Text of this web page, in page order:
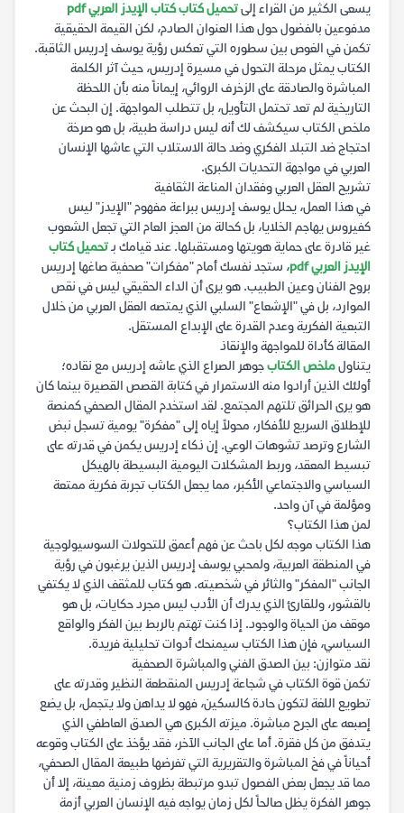
يسعى الكثير من القراء إلىتحميل كتاب كتاب الإيدز العربي pdf
مدفوعين بالفضول حول هذا العنوان الصادم، لكن القيمة الحقيقية
تكمن في الغوص بين سطوره التي تعكس رؤية يوسف إدريس الثاقبة.
الكتاب يمثل مرحلة التحول في مسيرة إدريس، حيث آثر الكلمة
المباشرة والصادقة على الزخرف الروائي، إيماناً منه بأن اللحظة
التاريخية لم تعد تحتمل التأويل، بل تتطلب المواجهة. إن البحث عن
ملخص الكتاب سيكشف لك أنه ليس دراسة طبية، بل هو صرخة
احتجاج ضد التبلد الفكري وضد حالة الاستلاب التي عاشها الإنسان
العربي في مواجهة التحديات الكبرى.
تشريح العقل العربي وفقدان المناعة الثقافية
في هذا العمل، يحلل يوسف إدريس ببراعة مفهوم "الإيدز" ليس
كفيروس يهاجم الخلايا، بل كحالة من العجز العام التي تجعل الشعوب
غير قادرة على حماية هويتها ومستقبلها. عند قيامك بـتحميل كتاب
الإيدز العربي pdf
، ستجد نفسك أمام "مفكرات" صحفية صاغها إدريس
بروح الفنان وعين الطبيب. هو يرى أن الداء الحقيقي ليس في نقص
الموارد، بل في "الإشعاع" السلبي الذي يمتصه العقل العربي من خلال
التبعية الفكرية وعدم القدرة على الإبداع المستقل.
المقالة كأداة للمواجهة والإنقاذ
يتناولملخص الكتابجوهر الصراع الذي عاشه إدريس مع نقاده؛
أولئك الذين أرادوا منه الاستمرار في كتابة القصص القصيرة بينما كان
هو يرى الحرائق تلتهم المجتمع. لقد استخدم المقال الصحفي كمنصة
للإطلاق السريع للأفكار، محولاً إياه إلى "مفكرة" يومية تسجل نبض
الشارع وترصد تشوهات الوعي. إن ذكاء إدريس يكمن في قدرته على
تبسيط المعقد، وربط المشكلات اليومية البسيطة بالهيكل
السياسي والاجتماعي الأكبر، مما يجعل الكتاب تجربة فكرية ممتعة
ومؤلمة في آن واحد.
لمن هذا الكتاب؟
هذا الكتاب موجه لكل باحث عن فهم أعمق للتحولات السوسيولوجية
في المنطقة العربية، ولمحبي يوسف إدريس الذين يرغبون في رؤية
الجانب "المفكر" والثائر في شخصيته. هو كتاب للمثقف الذي لا يكتفي
بالقشور، وللقارئ الذي يدرك أن الأدب ليس مجرد حكايات، بل هو
موقف من الحياة والوجود. إذا كنت تهتم بالربط بين الفكر والواقع
السياسي، فإن هذا الكتاب سيمنحك أدوات تحليلية فريدة.
نقد متوازن: بين الصدق الفني والمباشرة الصحفية
تكمن قوة الكتاب في شجاعة إدريس المنقطعة النظير وقدرته على
تطويع اللغة لتكون حادة كالسكين، فهو لا يداهن ولا يتجمل، بل يضع
إصبعه على الجرح مباشرة. ميزته الكبرى هي الصدق العاطفي الذي
يتدفق من كل فقرة. أما على الجانب الآخر، فقد يؤخذ على الكتاب وقوعه
أحياناً في فخ المباشرة والتقريرية التي تفرضها طبيعة المقال الصحفي،
مما قد يجعل بعض الفصول تبدو مرتبطة بظروف زمنية معينة، إلا أن
جوهر الفكرة يظل صالحاً لكل زمان يواجه فيه الإنسان العربي أزمة